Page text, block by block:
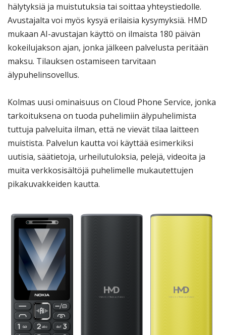
hälytyksiä ja muistutuksia tai soittaa yhteystiedolle.
Avustajalta voi myös kysyä erilaisia kysymyksiä. HMD
mukaan AI-avustajan käyttö on ilmaista 180 päivän
kokeilujakson ajan, jonka jälkeen palvelusta peritään
maksu. Tilauksen ostamiseen tarvitaan
älypuhelinsovellus.
Kolmas uusi ominaisuus on Cloud Phone Service, jonka
tarkoituksena on tuoda puhelimiin älypuhelimista
tuttuja palveluita ilman, että ne vievät tilaa laitteen
muistista. Palvelun kautta voi käyttää esimerkiksi
uutisia, säätietoja, urheilutuloksia, pelejä, videoita ja
muita verkkosisältöjä puhelimelle mukautettujen
pikakuvakkeiden kautta.